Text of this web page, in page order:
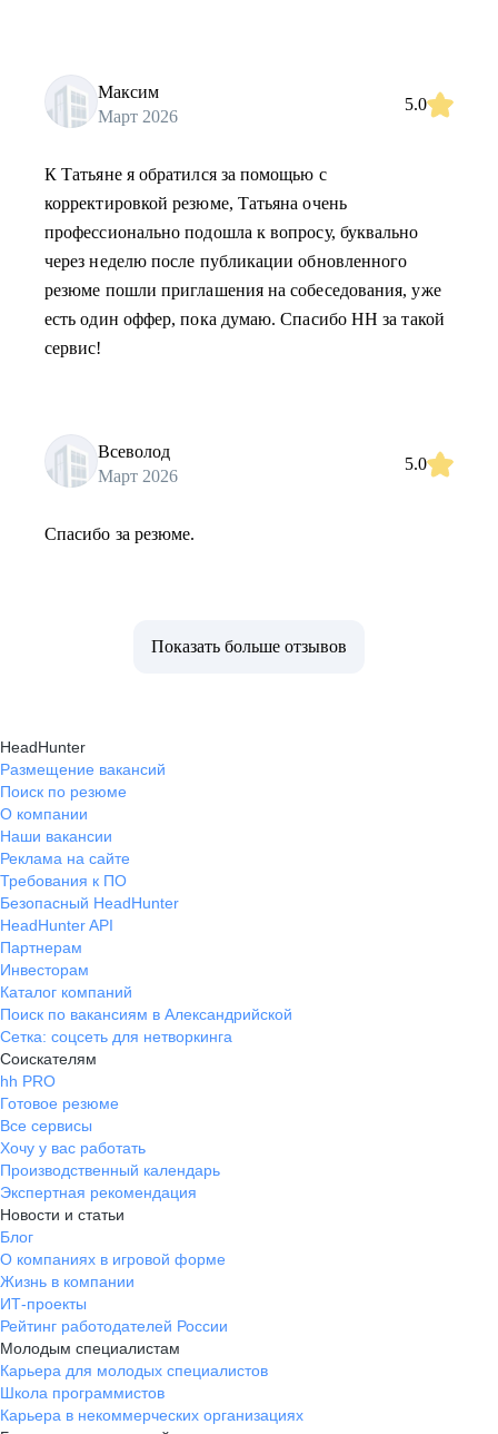
Максим
Март 2026
5.0
К Татьяне я обратился за помощью с
корректировкой резюме, Татьяна очень
профессионально подошла к вопросу, буквально
через неделю после публикации обновленного
резюме пошли приглашения на собеседования, уже
есть один оффер, пока думаю. Спасибо HH за такой
сервис!
Всеволод
Март 2026
5.0
Спасибо за резюме.
Показать больше отзывов
HeadHunter
Размещение вакансий
Поиск по резюме
О компании
Наши вакансии
Реклама на сайте
Требования к ПО
Безопасный HeadHunter
HeadHunter API
Партнерам
Инвесторам
Каталог компаний
Поиск по вакансиям в Александрийской
Сетка: соцсеть для нетворкинга
Соискателям
hh PRO
Готовое резюме
Все сервисы
Хочу у вас работать
Производственный календарь
Экспертная рекомендация
Новости и статьи
Блог
О компаниях в игровой форме
Жизнь в компании
ИТ-проекты
Рейтинг работодателей России
Молодым специалистам
Карьера для молодых специалистов
Школа программистов
Карьера в некоммерческих организациях